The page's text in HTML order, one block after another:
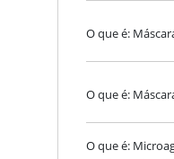
O que é:
O que é:
O que é: